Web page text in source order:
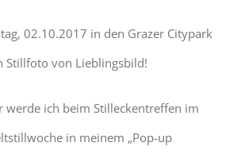
02.10.2017 in den Grazer Citypark
Stillfoto von Lieblingsbild!
werde ich beim Stilleckentreffen im
in meinem „Pop-up